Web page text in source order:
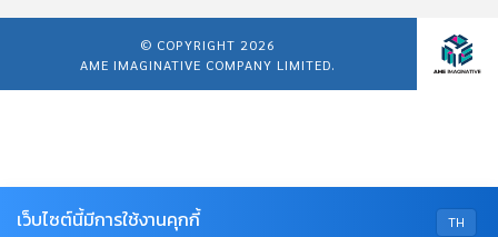
© COPYRIGHT 2026
AME IMAGINATIVE COMPANY LIMITED.
TH
เว็บไซต์นี้มีการใช้งานคุกกี้